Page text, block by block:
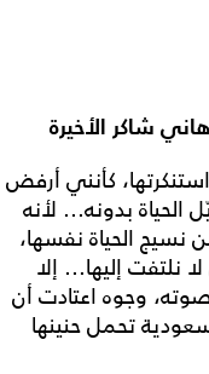
شاكر الأخيرة
كأنني أرفض
الحياة بدونه... لأنه
نسيج الحياة نفسها،
نلتفت إليها... إلا
وجوه اعتادت أن
تحمل حنينها